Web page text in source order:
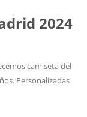
2024
camiseta del
Personalizadas